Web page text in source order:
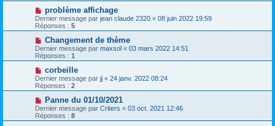
problème affichage
Dernier message par jean claude 2320 « 08 juin 2022 19:59
Réponses : 5
Changement de thème
Dernier message par maxsol « 03 mars 2022 14:51
Réponses : 1
corbeille
Dernier message par jj « 24 janv. 2022 08:24
Réponses : 2
Panne du 01/10/2021
Dernier message par Criters « 03 oct. 2021 12:46
Réponses : 8